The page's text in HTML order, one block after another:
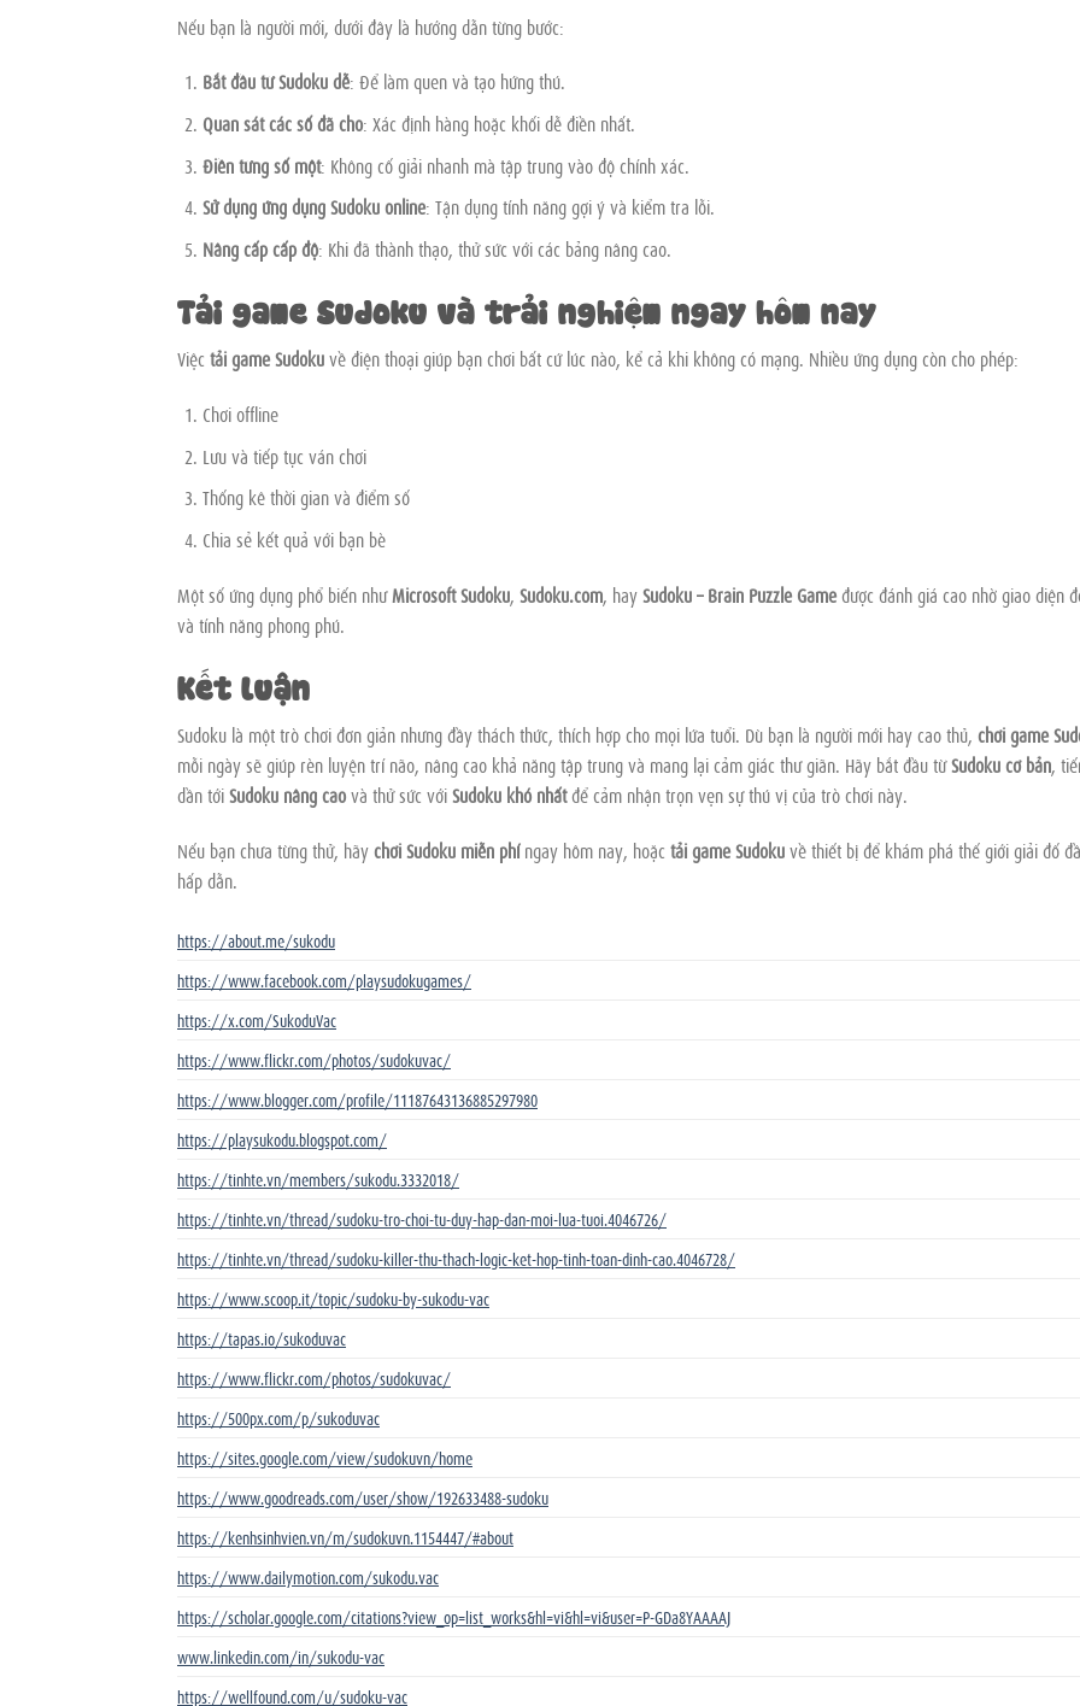
Nếu bạn là người mới, dưới đây là hướng dẫn từng bước:
Bắt đầu từ Sudoku dễ: Để làm quen và tạo hứng thú.
Quan sát các số đã cho: Xác định hàng hoặc khối dễ điền nhất.
Điền từng số một: Không cố giải nhanh mà tập trung vào độ chính xác.
Sử dụng ứng dụng Sudoku online: Tận dụng tính năng gợi ý và kiểm tra lỗi.
Nâng cấp cấp độ: Khi đã thành thạo, thử sức với các bảng nâng cao.
Tải game Sudoku và trải nghiệm ngay hôm nay
Việc tải game Sudokuvề điện thoại giúp bạn chơi bất cứ lúc nào, kể cả khi không có mạng. Nhiều ứng dụng còn cho phép:
Chơi offline
Lưu và tiếp tục ván chơi
Thống kê thời gian và điểm số
Chia sẻ kết quả với bạn bè
Một số ứng dụng phổ biến nhưMicrosoft Sudoku, Sudoku.com, haySudoku – Brain Puzzle Gameđược đánh giá cao nhờ giao diện
và tính năng phong phú.
Kết luận
Sudoku là một trò chơi đơn giản nhưng đầy thách thức, thích hợp cho mọi lứa tuổi. Dù bạn là người mới hay cao thủ, chơi game
mỗi ngày sẽ giúp rèn luyện trí não, nâng cao khả năng tập trung và mang lại cảm giác thư giãn. Hãy bắt đầu từSudoku cơ bản,
dần tớiSudoku nâng caovà thử sức vớiSudoku khó nhấtđể cảm nhận trọn vẹn sự thú vị của trò chơi này.
Nếu bạn chưa từng thử, hãychơi Sudoku miễn phíngay hôm nay, hoặc tải game Sudokuvề thiết bị để khám phá thế giới giải đố
hấp dẫn.
https://about.me/sukodu
https://www.facebook.com/playsudokugames/
https://x.com/SukoduVac
https://www.flickr.com/photos/sudokuvac/
https://www.blogger.com/profile/11187643136885297980
https://playsukodu.blogspot.com/
https://tinhte.vn/members/sukodu.3332018/
https://tinhte.vn/thread/sudoku-tro-choi-tu-duy-hap-dan-moi-lua-tuoi.4046726/
https://tinhte.vn/thread/sudoku-killer-thu-thach-logic-ket-hop-tinh-toan-dinh-cao.4046728/
https://www.scoop.it/topic/sudoku-by-sukodu-vac
https://tapas.io/sukoduvac
https://www.flickr.com/photos/sudokuvac/
https://500px.com/p/sukoduvac
https://sites.google.com/view/sudokuvn/home
https://www.goodreads.com/user/show/192633488-sudoku
https://kenhsinhvien.vn/m/sudokuvn.1154447/#about
https://www.dailymotion.com/sukodu.vac
https://scholar.google.com/citations?view_op=list_works&hl=vi&hl=vi&user=P-GDa8YAAAAJ
www.linkedin.com/in/sukodu-vac
https://wellfound.com/u/sudoku-vac